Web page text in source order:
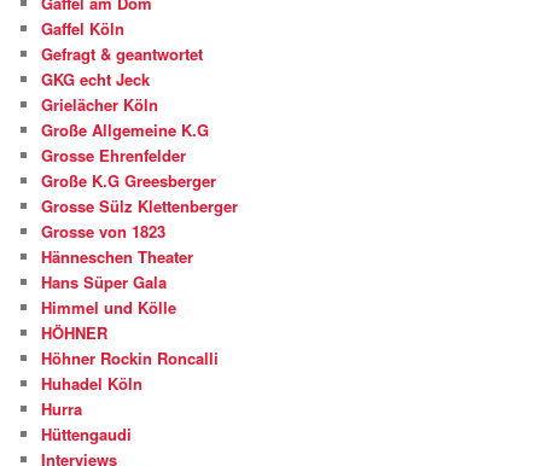
Gaffel Köln
Gefragt & geantwortet
GKG echt Jeck
Grielächer Köln
Große Allgemeine K.G
Grosse Ehrenfelder
Große K.G Greesberger
Grosse Sülz Klettenberger
Grosse von 1823
Hänneschen Theater
Hans Süper Gala
Himmel und Kölle
HÖHNER
Höhner Rockin Roncalli
Huhadel Köln
Hurra
Hüttengaudi
Interviews